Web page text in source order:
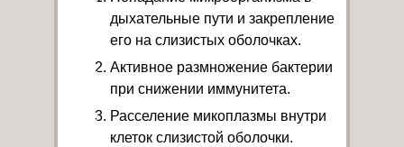
дыхательные пути и закрепление
его на слизистых оболочках.
Активное размножение бактерии
при снижении иммунитета.
Расселение микоплазмы внутри
клеток слизистой оболочки.